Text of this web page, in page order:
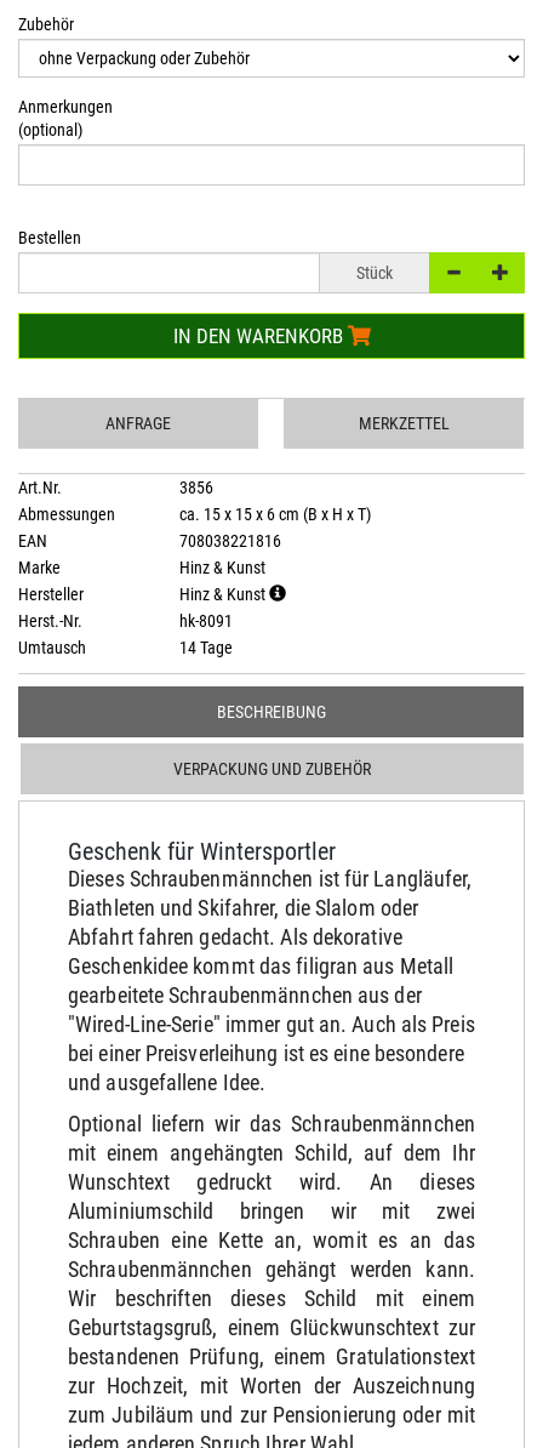
Zubehör
Anmerkungen
(optional)
Bestellen
Stück
IN DEN WARENKORB
ANFRAGE MERKZETTEL
Art.Nr.
3856
Abmessungen
ca. 15 x 15 x 6 cm (B x H x T)
EAN
708038221816
Marke
Hinz & Kunst
Hersteller
Hinz & Kunst
Herst.-Nr.
hk-8091
Umtausch
14 Tage
BESCHREIBUNG
VERPACKUNG UND ZUBEHÖR
Geschenk für Wintersportler
Dieses Schraubenmännchen ist für Langläufer,
Biathleten und Skifahrer, die Slalom oder
Abfahrt fahren gedacht. Als dekorative
Geschenkidee kommt das filigran aus Metall
gearbeitete Schraubenmännchen aus der
"Wired-Line-Serie" immer gut an. Auch als Preis
bei einer Preisverleihung ist es eine besondere
und ausgefallene Idee.
Optional liefern wir das Schraubenmännchen
mit einem angehängten Schild, auf dem Ihr
Wunschtext gedruckt wird. An dieses
Aluminiumschild bringen wir mit zwei
Schrauben eine Kette an, womit es an das
Schraubenmännchen gehängt werden kann.
Wir beschriften dieses Schild mit einem
Geburtstagsgruß, einem Glückwunschtext zur
bestandenen Prüfung, einem Gratulationstext
zur Hochzeit, mit Worten der Auszeichnung
zum Jubiläum und zur Pensionierung oder mit